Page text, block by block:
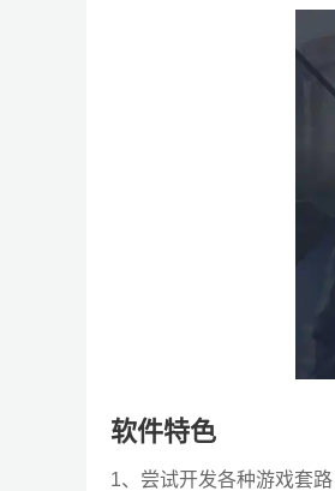
软件特色
1、尝试开发各种游戏套